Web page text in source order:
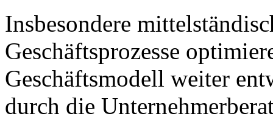
Insbesondere
Geschäftsprozesse
Geschäftsmodell weiter
durch die